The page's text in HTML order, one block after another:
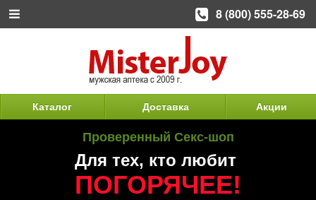
Каталог Доставка Акции
Проверенный Секс-шоп
Для тех, кто любит
ПОГОРЯЧЕЕ!
8 (800) 555-28-69